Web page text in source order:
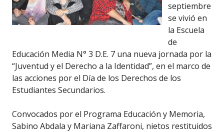
septiembre
se vivió en
la Escuela
de
Educación Media N° 3 D.E. 7 una nueva jornada por la
“Juventud y el Derecho a la Identidad”, en el marco de
las acciones por el Día de los Derechos de los
Estudiantes Secundarios.
Convocados por el Programa Educación y Memoria,
Sabino Abdala y Mariana Zaffaroni, nietos restituidos